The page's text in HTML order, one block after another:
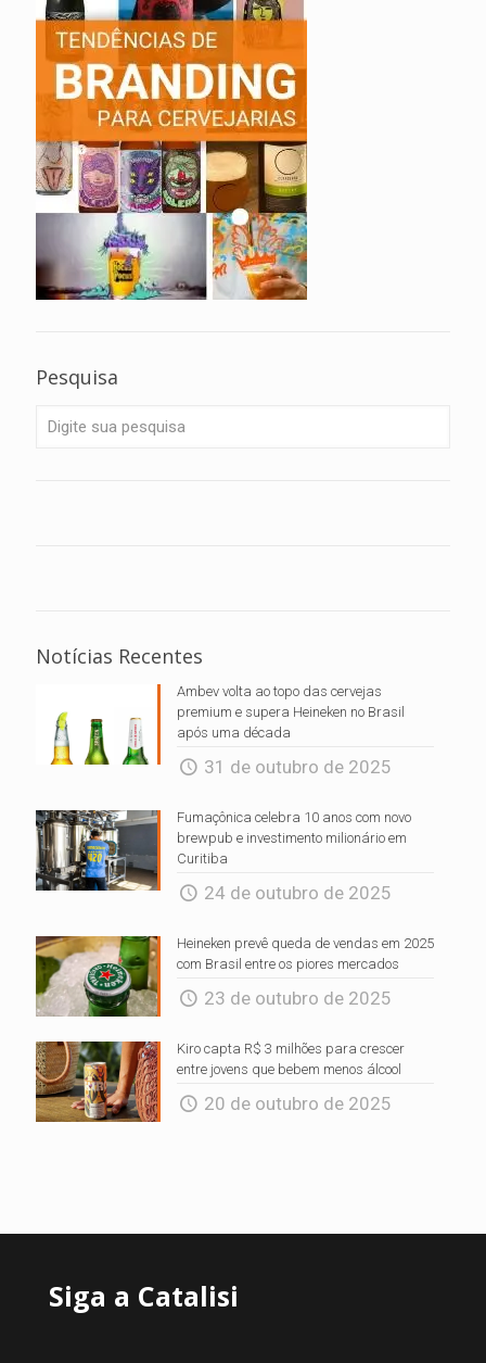
Pesquisa
Notícias Recentes
Ambev volta ao topo das cervejas
premium e supera Heineken no Brasil
após uma década
31 de outubro de 2025
Fumaçônica celebra 10 anos com novo
brewpub e investimento milionário em
Curitiba
24 de outubro de 2025
Heineken prevê queda de vendas em 2025
com Brasil entre os piores mercados
23 de outubro de 2025
Kiro capta R$ 3 milhões para crescer
entre jovens que bebem menos álcool
20 de outubro de 2025
Siga a Catalisi